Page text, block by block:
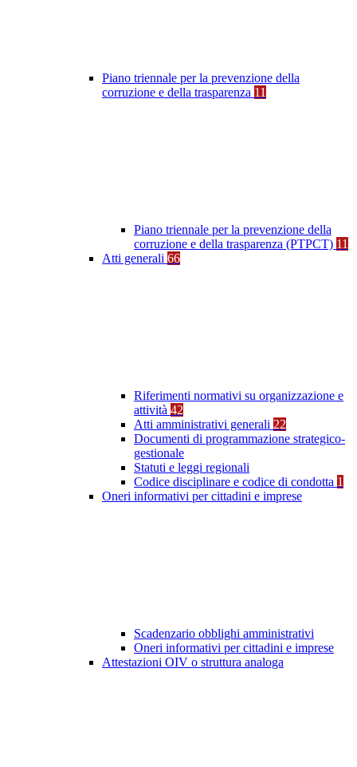
Piano triennale per la prevenzione della
corruzione e della trasparenza 11
Piano triennale per la prevenzione della
corruzione e della trasparenza (PTPCT) 11
Atti generali 66
Riferimenti normativi su organizzazione e
attività 42
Atti amministrativi generali 22
Documenti di programmazione strategico-
gestionale
Statuti e leggi regionali
Codice disciplinare e codice di condotta 1
Oneri informativi per cittadini e imprese
Scadenzario obblighi amministrativi
Oneri informativi per cittadini e imprese
Attestazioni OIV o struttura analoga